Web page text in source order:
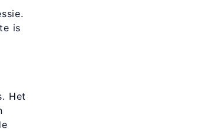
is
Het